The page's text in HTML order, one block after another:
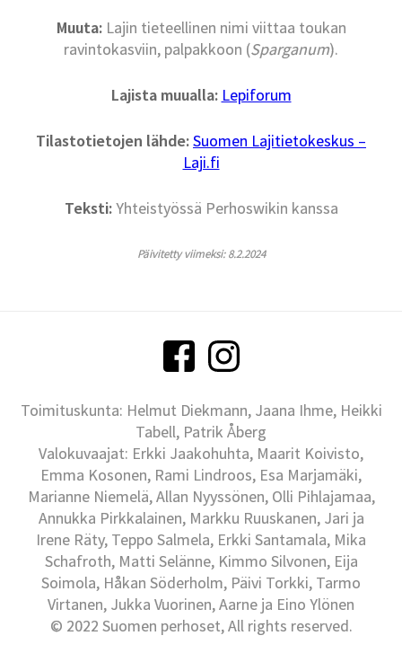
Muuta:Lajin tieteellinen nimi viittaa toukan
ravintokasviin, palpakkoon (Sparganum).
Lajista muualla: Lepiforum
Tilastotietojen lähde:Suomen Lajitietokeskus –
Laji.fi
Teksti:Yhteistyössä Perhoswikin kanssa
Päivitetty viimeksi: 8.2.2024
Toimituskunta: Helmut Diekmann, Jaana Ihme, Heikki
Tabell, Patrik Åberg
Valokuvaajat: Erkki Jaakohuhta, Maarit Koivisto,
Emma Kosonen, Rami Lindroos, Esa Marjamäki,
Marianne Niemelä, Allan Nyyssönen, Olli Pihlajamaa,
Annukka Pirkkalainen, Markku Ruuskanen, Jari ja
Irene Räty, Teppo Salmela, Erkki Santamala, Mika
Schafroth, Matti Selänne, Kimmo Silvonen, Eija
Soimola, Håkan Söderholm, Päivi Torkki, Tarmo
Virtanen, Jukka Vuorinen, Aarne ja Eino Ylönen
© 2022 Suomen perhoset, All rights reserved.